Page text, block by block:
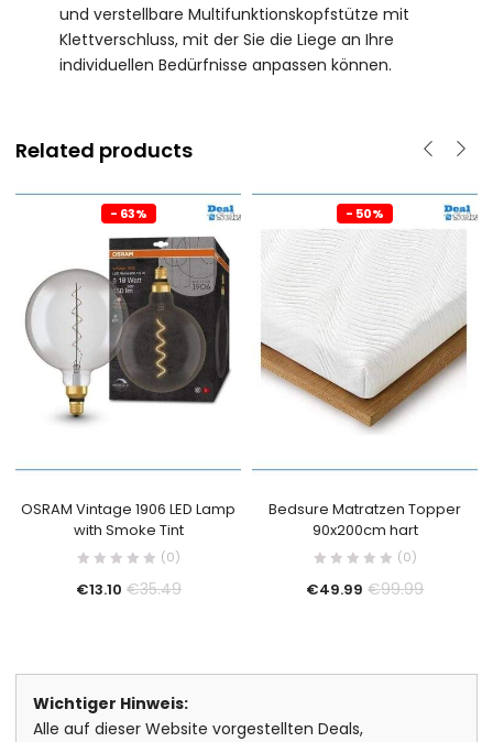
und verstellbare Multifunktionskopfstütze mit
Klettverschluss, mit der Sie die Liege an Ihre
individuellen Bedürfnisse anpassen können.
Related products
- 63%
OSRAM Vintage 1906 LED Lamp
with Smoke Tint
(0)
€13.10 €35.49
- 50%
Bedsure Matratzen Topper
90x200cm hart
(0)
€49.99 €99.99
Wichtiger Hinweis:
Alle auf dieser Website vorgestellten Deals,